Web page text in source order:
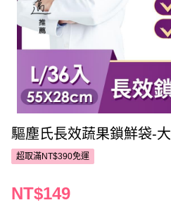
驅塵氏長效蔬果鎖鮮袋-大
超取滿NT$390免運
NT$149